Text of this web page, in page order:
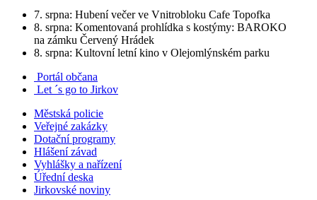
7. srpna: Hubení večer ve Vnitrobloku Cafe Topofka
8. srpna: Komentovaná prohlídka s kostýmy: BAROKO
na zámku Červený Hrádek
8. srpna: Kultovní letní kino v Olejomlýnském parku
Portál občana
Let ´s go to Jirkov
Městská policie
Veřejné zakázky
Dotační programy
Hlášení závad
Vyhlášky a nařízení
Úřední deska
Jirkovské noviny